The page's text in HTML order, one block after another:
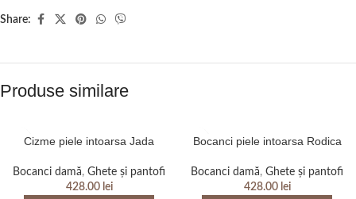
Share:
Produse similare
Cizme piele intoarsa Jada
Bocanci damă, Ghete și pantofi
428.00 lei
Bocanci piele intoarsa Rodica
Bocanci damă, Ghete și pantofi
428.00 lei